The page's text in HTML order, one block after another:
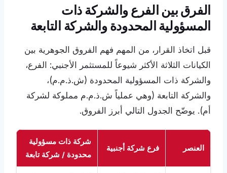
الفرق بين الفرع والشركة ذات
المسؤولية المحدودة والشركة التابعة
قبل اتخاذ القرار، من المهم فهم الفروق الجوهرية بين
الكيانات الثلاثة الأكثر شيوعاً للمستثمر الأجنبي: الفرع،
والشركة ذات المسؤولية المحدودة (ش.ذ.م.م)،
والشركة التابعة (وهي عملياً ش.ذ.م.م مملوكة لشركة
أم). يوضّح الجدول التالي أبرز الفروق.
العنصر فرع شركة أجنبية
شركة ذات مسؤولية
محدودة / شركة تابعة